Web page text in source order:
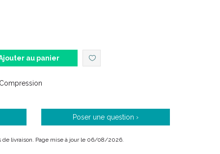
& Efficacité"
élaboration et sa créativité.
compressions élastiques.
Biflex® innove avec 1 nouvel étalonnage
elle-même sa force en fonction de son niveau de
au panier
Poser une question ›
de livraison. Page mise à jour le 06/08/2026.